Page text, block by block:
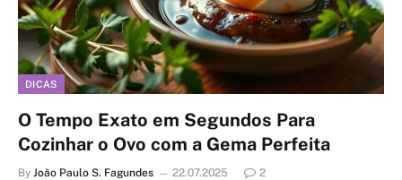
DICAS
O Tempo Exato em Segundos Para
Cozinhar o Ovo com a Gema Perfeita
By João Paulo S. Fagundes 22.07.2025 2